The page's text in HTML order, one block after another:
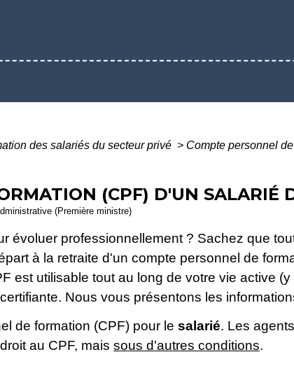
des salariés du secteur privé > Compte personnel
(CPF) D'UN SALARIÉ
(Première ministre)
évoluer professionnellement ? Sachez que
à la retraite d'un compte personnel de
est utilisable tout au long de votre vie active
Nous vous présentons les
de formation (CPF) pour le salarié. Les
au CPF, mais sous d'autres conditions.